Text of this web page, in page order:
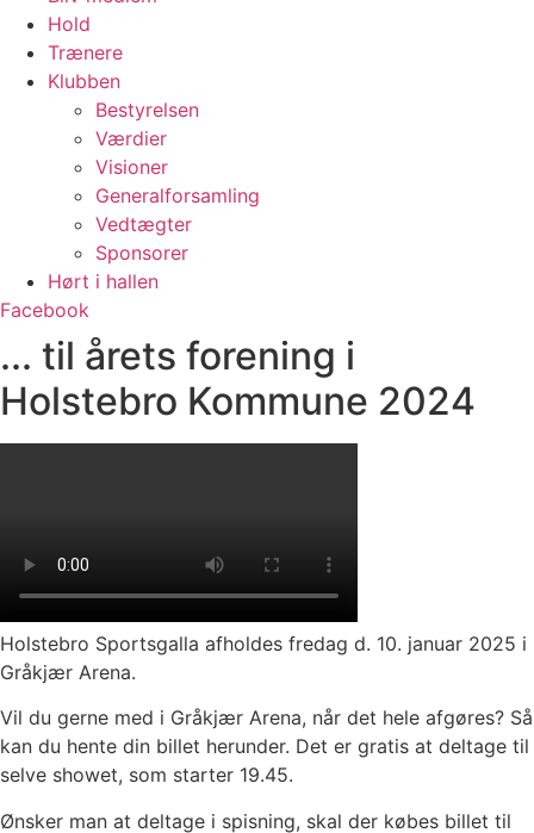
Hold
Trænere
Klubben
Bestyrelsen
Værdier
Visioner
Generalforsamling
Vedtægter
Sponsorer
Hørt i hallen
Facebook
... til årets forening i
Holstebro Kommune 2024
Holstebro Sportsgalla afholdes fredag d. 10. januar 2025 i
Gråkjær Arena.
Vil du gerne med i Gråkjær Arena, når det hele afgøres? Så
kan du hente din billet herunder. Det er gratis at deltage til
selve showet, som starter 19.45.
Ønsker man at deltage i spisning, skal der købes billet til